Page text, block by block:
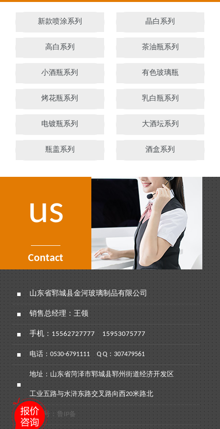
新款喷涂系列 晶白系列
高白系列 茶油瓶系列
小酒瓶系列 有色玻璃瓶
烤花瓶系列 乳白瓶系列
电镀瓶系列 大酒坛系列
瓶盖系列 酒盒系列
us
Contact
山东省郓城县金河玻璃制品有限公司
销售总经理：王领
手机：15562727777 15953075777
电话： 0530-6791111Q Q：307479561
地址：山东省菏泽市郓城县郓州街道经济开发区
工业五路与水浒东路交叉路向西20米路北
备案号：鲁IP备